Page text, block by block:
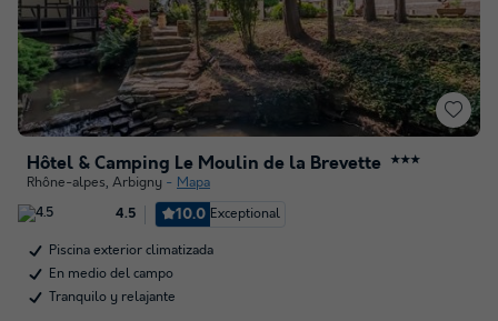
Hôtel & Camping Le Moulin de la Brevette ★★★
Rhône-alpes, Arbigny Mapa
4.5 10.0 Exceptional
Piscina exterior climatizada
En medio del campo
Tranquilo y relajante